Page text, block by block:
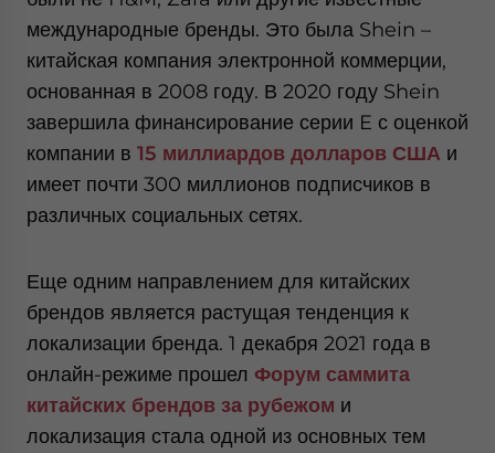
международные бренды. Это была Shein –
китайская компания электронной коммерции,
основанная в 2008 году. В 2020 году Shein
завершила финансирование серии E с оценкой
компании в 15 миллиардов долларов США и
имеет почти 300 миллионов подписчиков в
различных социальных сетях.
Еще одним направлением для китайских
брендов является растущая тенденция к
локализации бренда. 1 декабря 2021 года в
онлайн-режиме прошел Форум саммита
китайских брендов за рубежом и
локализация стала одной из основных тем